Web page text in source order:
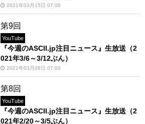
2021年03月15日 07:00
第9回
YouTube
『今週のASCII.jp注目ニュース』生放送（2
021年3/6～3/12ぶん）
2021年03月08日 07:00
第8回
YouTube
『今週のASCII.jp注目ニュース』生放送（2
021年2/20～3/5ぶん）